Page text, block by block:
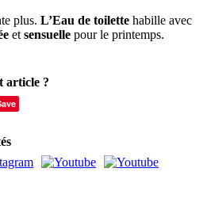
plus. L’Eau de toilette habille avec
et sensuelle pour le printemps.
article ?